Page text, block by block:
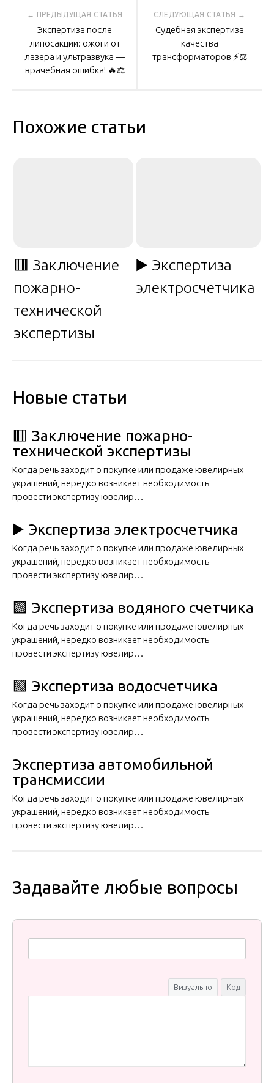
Навигация
по
записям
Экспертиза после
липосакции: ожоги от
лазера и ультразвука —
врачебная ошибка! 🔥⚖️
Судебная экспертиза
качества
трансформаторов ⚡️⚖️
Похожие статьи
🟥 Заключение
пожарно-
технической
экспертизы
▶️ Экспертиза
электросчетчика
Новые статьи
🟥 Заключение пожарно-
технической экспертизы
Когда речь заходит о покупке или продаже ювелирных
украшений, нередко возникает необходимость
провести экспертизу ювелир…
▶️ Экспертиза электросчетчика
Когда речь заходит о покупке или продаже ювелирных
украшений, нередко возникает необходимость
провести экспертизу ювелир…
🟩 Экспертиза водяного счетчика
Когда речь заходит о покупке или продаже ювелирных
украшений, нередко возникает необходимость
провести экспертизу ювелир…
🟩 Экспертиза водосчетчика
Когда речь заходит о покупке или продаже ювелирных
украшений, нередко возникает необходимость
провести экспертизу ювелир…
Экспертиза автомобильной
трансмиссии
Когда речь заходит о покупке или продаже ювелирных
украшений, нередко возникает необходимость
провести экспертизу ювелир…
Задавайте любые вопросы
Визуально Код